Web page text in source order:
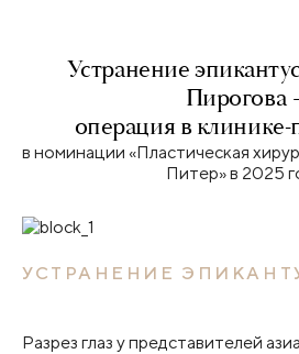
Устранение
Пирогова
операция в клинике-
в номинации «Пластическая
Питер» в 2025
УСТРАНЕНИЕ
Разрез глаз у представителей